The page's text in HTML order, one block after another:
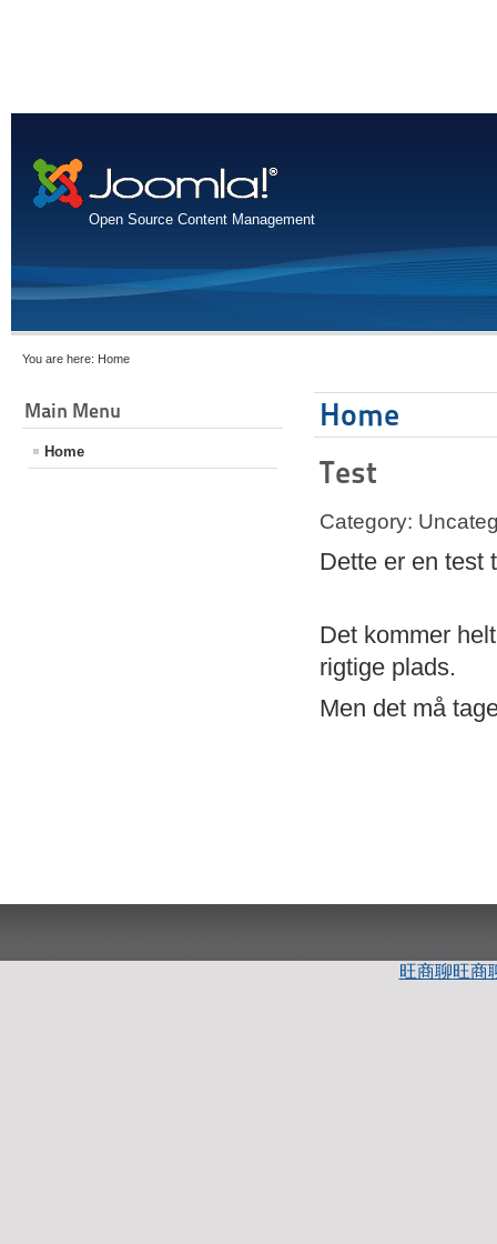
Open Source Content Management
You are here: Home
Main Menu
Home
Home
Test
Category:
Dette er en test
Det kommer
rigtige plads.
Men det må
旺商聊旺商